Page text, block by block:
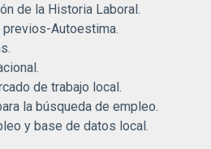
de la Historia Laboral.
Autoestima.
de trabajo local.
la búsqueda de empleo.
y base de datos local.